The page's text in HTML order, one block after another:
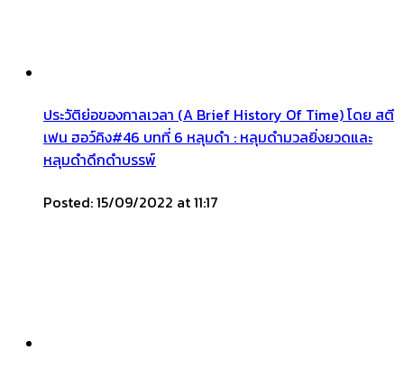
ประวัติย่อของกาลเวลา (A Brief History Of Time) โดย สตี
เฟน ฮอว์คิง#46 บทที่ 6 หลุมดำ : หลุมดำมวลยิ่งยวดและ
หลุมดำดึกดำบรรพ์
Posted: 15/09/2022 at 11:17